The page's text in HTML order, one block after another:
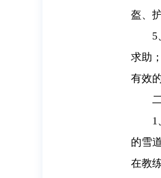
盔、
5
求助
有效
1
的雪
在教